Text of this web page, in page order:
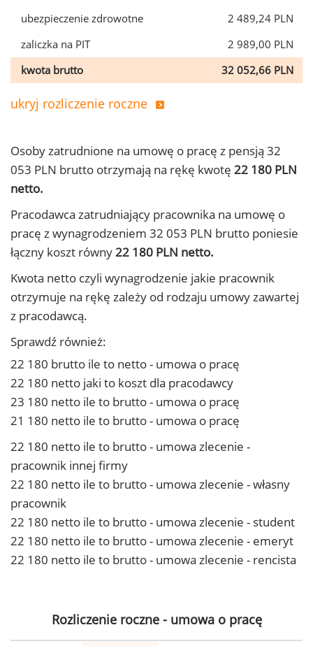
ubezpieczenie zdrowotne
2 489,24 PLN
zaliczka na PIT
2 989,00 PLN
kwota brutto
32 052,66 PLN
ukryj rozliczenie roczne
Osoby zatrudnione na umowę o pracę z pensją 32
053 PLN brutto otrzymają na rękę kwotę 22 180 PLN
netto.
Pracodawca zatrudniający pracownika na umowę o
pracę z wynagrodzeniem 32 053 PLN brutto poniesie
łączny koszt równy22 180 PLN netto.
Kwota netto czyli wynagrodzenie jakie pracownik
otrzymuje na rękę zależy od rodzaju umowy zawartej
z pracodawcą.
Sprawdź również:
22 180 brutto ile to netto - umowa o pracę
22 180 netto jaki to koszt dla pracodawcy
23 180 netto ile to brutto - umowa o pracę
21 180 netto ile to brutto - umowa o pracę
22 180 netto ile to brutto - umowa zlecenie -
pracownik innej firmy
22 180 netto ile to brutto - umowa zlecenie - własny
pracownik
22 180 netto ile to brutto - umowa zlecenie - student
22 180 netto ile to brutto - umowa zlecenie - emeryt
22 180 netto ile to brutto - umowa zlecenie - rencista
Rozliczenie roczne - umowa o pracę